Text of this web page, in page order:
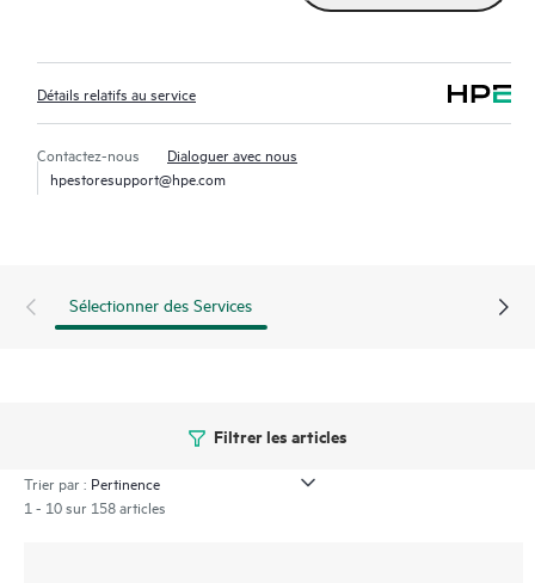
Détails relatifs au service
Contactez-nous
Dialoguer avec nous
hpestoresupport@hpe.com
Sélectionner des Services
Filtrer les articles
Trier par :
1 - 10 sur 158 articles